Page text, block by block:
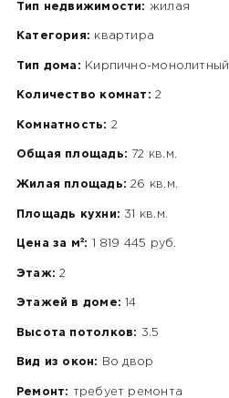
Тип недвижимости: жилая
Категория: квартира
Тип дома: Кирпично-монолитный
Количество комнат: 2
Комнатность: 2
Общая площадь: 72 кв.м.
Жилая площадь: 26 кв.м.
Площадь кухни: 31 кв.м.
Цена за м²: 1 819 445 руб.
Этаж: 2
Этажей в доме: 14
Высота потолков: 3.5
Вид из окон: Во двор
Ремонт: требует ремонта